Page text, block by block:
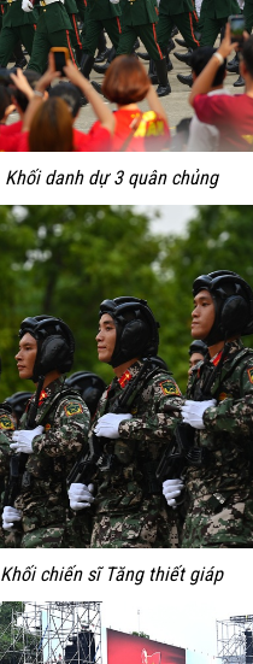
Khối danh dự 3 quân chủng
Khối chiến sĩ Tăng thiết giáp